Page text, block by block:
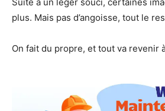
plus. Mais pas d’angoisse, tout le
On fait du propre, et tout va revenir